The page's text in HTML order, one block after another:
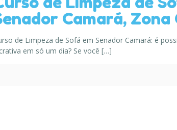
Camará, Zona
de Limpeza de Sofá em Senador Camará: é
em só um dia? Se você […]